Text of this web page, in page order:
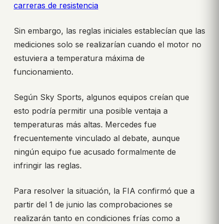
carreras de resistencia
Sin embargo, las reglas iniciales establecían que las
mediciones solo se realizarían cuando el motor no
estuviera a temperatura máxima de
funcionamiento.
Según Sky Sports, algunos equipos creían que
esto podría permitir una posible ventaja a
temperaturas más altas. Mercedes fue
frecuentemente vinculado al debate, aunque
ningún equipo fue acusado formalmente de
infringir las reglas.
Para resolver la situación, la FIA confirmó que a
partir del 1 de junio las comprobaciones se
realizarán tanto en condiciones frías como a